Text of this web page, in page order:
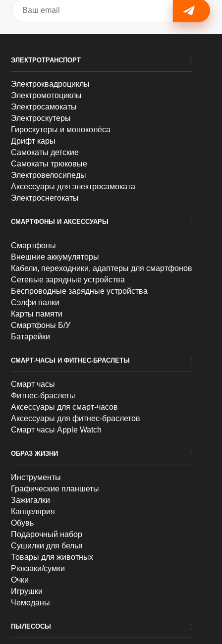
ЭЛЕКТРОТРАНСПОРТ
Электроквадроциклы
Электромотоциклы
Электросамокаты
Электроскутеры
Гироскутеры и моноколёса
Дрифт кары
Самокаты детские
Самокаты трюковые
Электровелосипеды
Аксессуары для электросамоката
Электроснегокаты
СМАРТФОНЫ И АКСЕССУАРЫ
Смартфоны
Внешние аккумуляторы
Кабели, переходники, адаптеры для смартфонов
Сетевые зарядные устройства
Беспроводные зарядные устройства
Сэлфи палки
Карты памяти
Смартфоны Б/У
Батарейки
СМАРТ-ЧАСЫ И ФИТНЕС-БРАСЛЕТЫ
Смарт часы
Фитнес-браслеты
Аксессуары для смарт-часов
Аксессуары для фитнес-браслетов
Смарт часы Apple Watch
ОБРАЗ ЖИЗНИ
Инструменты
Графические планшеты
Зажигалки
Канцелярия
Обувь
Подарочный набор
Сушилки для белья
Товары для животных
Рюкзаки/сумки
Очки
Игрушки
Чемоданы
ПЫЛЕСОСЫ